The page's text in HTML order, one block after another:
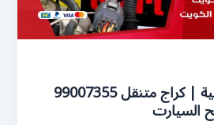
كراج الشويخ السكنية | كراج متنقل 99007355
السيارت